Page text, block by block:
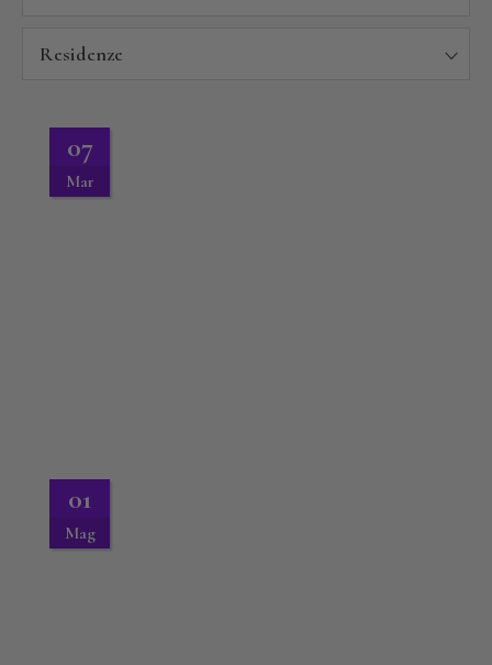
Residenze
07
Mar
01
Mag